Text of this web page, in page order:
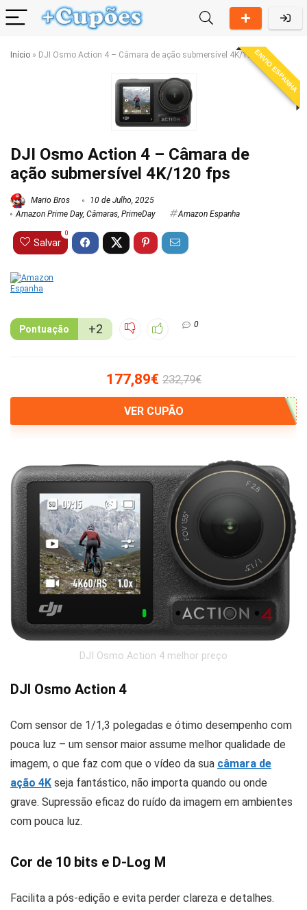
Início » DJI Osmo Action 4 – Câmara de ação submersível 4K/120 fpsENVIO ESPANHA
DJI Osmo Action 4 – Câmara de
ação submersível 4K/120 fps
Mario Bros
10 de Julho, 2025
Amazon Prime Day, Câmaras PrimeDay Amazon Espanha
Salvar
0
Pontuação +2 0
177,89€ 232,79€
VER CUPÃO
DJI Osmo Action 4 melhor preço
DJI Osmo Action 4
Com sensor de 1/1,3 polegadas e ótimo desempenho com
pouca luz – um sensor maior assume melhor qualidade de
imagem, o que faz com que o vídeo da sua câmara de
ação 4K seja fantástico, não importa quando ou onde
grave. Supressão eficaz do ruído da imagem em ambientes
com pouca luz.
Cor de 10 bits e D-Log M
Facilita a pós-edição e evita perder clareza e detalhes.